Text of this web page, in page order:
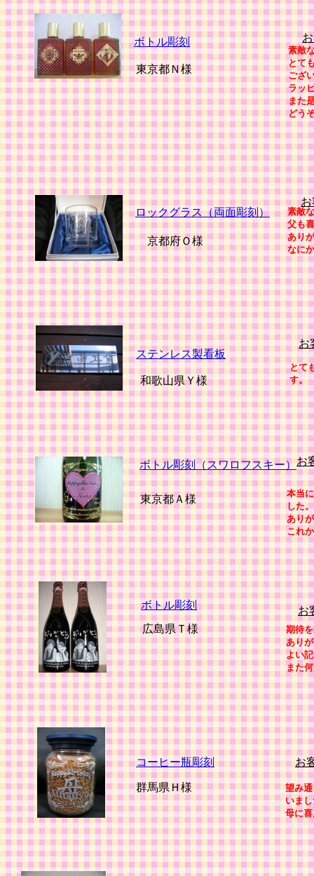
お
期待
あり
よい
また
お
ステンレス製看板
とて
す。
和歌山県Ｙ様
ボトル彫刻
本当
した
あり
これ
東京都Ａ様
お
ロックグラス（両面彫刻）
望み
いま
母に
お
コーヒー瓶彫刻
群馬県Ｈ様
広島県Ｔ様
お
ボトル彫刻（スワロフスキー）
京都府Ｏ様
素敵
父も
あり
なに
素敵
とて
ござ
ラッ
また
どう
ボトル彫刻
東京都Ｎ様